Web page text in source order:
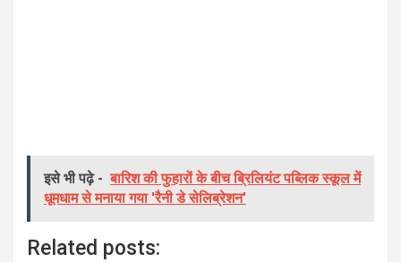
इसे भी पढ़े - बारिश की फुहारों के बीच ब्रिलियंट पब्लिक स्कूल में
धूमधाम से मनाया गया 'रैनी डे सेलिब्रेशन'
Related posts: